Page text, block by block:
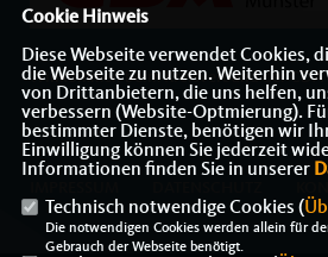
Willkommen beim Kreisverband der
Cookie Hinweis
Diese Webseite verwendet Cookies,
die Webseite zu nutzen. Weiterhin
von Drittanbietern, die uns helfen,
verbessern (Website-Optmierung).
bestimmter Dienste, benötigen wir
Einwilligung können Sie jederzeit
Informationen finden Sie in unserer
Technisch notwendige Cookies (
Die notwendigen Cookies werden allein für
Gebrauch der Webseite benötigt.